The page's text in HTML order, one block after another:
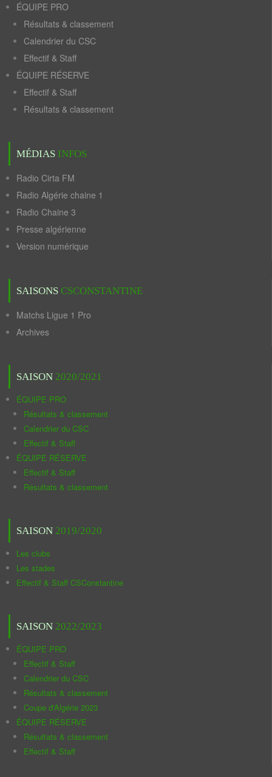
ÉQUIPE PRO
Résultats & classement
Calendrier du CSC
Effectif & Staff
ÉQUIPE RÉSERVE
Effectif & Staff
Résultats & classement
MÉDIAS INFOS
Radio Cirta FM
Radio Algérie chaine 1
Radio Chaine 3
Presse algérienne
Version numérique
SAISONS CSCONSTANTINE
Matchs Ligue 1 Pro
Archives
SAISON 2020/2021
ÉQUIPE PRO
Résultats & classement
Calendrier du CSC
Effectif & Staff
ÉQUIPE RÉSERVE
Effectif & Staff
Résultats & classement
SAISON 2019/2020
Les clubs
Les stades
Effectif & Staff CSConstantine
SAISON 2022/2023
ÉQUIPE PRO
Effectif & Staff
Calendrier du CSC
Résultats & classement
Coupe d'Algérie 2023
ÉQUIPE RÉSERVE
Résultats & classement
Effectif & Staff